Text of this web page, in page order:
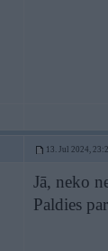
13. Jul 2024,
Jā, neko
Paldies